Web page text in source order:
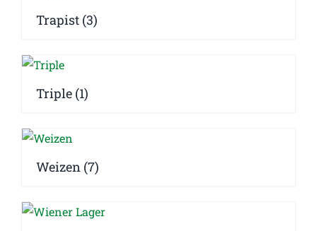
Trapist (3)
Triple (1)
Weizen (7)